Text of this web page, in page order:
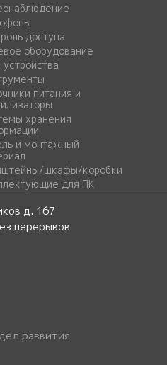
доступа
оборудование
устройства
питания и
хранения
и монтажный
шкафы/коробки
для ПК
д. 167
перерывов
развития